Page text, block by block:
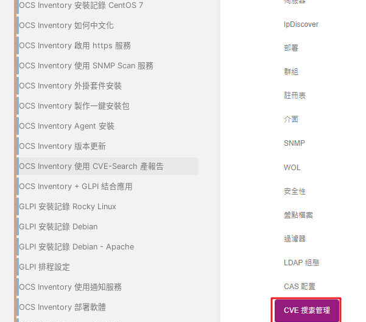
OCS Inventory 安裝記錄 CentOS 7
OCS Inventory 如何中文化
OCS Inventory 啟用 https 服務
OCS Inventory 使用 SNMP Scan 服務
OCS Inventory 外掛套件安裝
OCS Inventory 製作一鍵安裝包
OCS Inventory Agent 安裝
OCS Inventory 版本更新
OCS Inventory 使用 CVE-Search 產報告
OCS Inventory + GLPI 結合應用
GLPI 安裝記錄 Rocky Linux
GLPI 安裝記錄 Debian
GLPI 安裝記錄 Debian - Apache
GLPI 排程設定
OCS Inventory 使用通知服務
OCS Inventory 部署軟體